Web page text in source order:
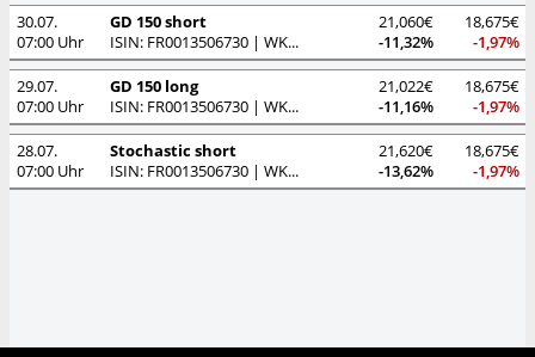
30.07.
07:00 Uhr
GD 150 short 21,060€
18,675€
ISIN: FR0013506730 | WKN: A2P22Y
-11,32% -1,97%
29.07.
07:00 Uhr
GD 150 long 21,022€
18,675€
ISIN: FR0013506730 | WKN: A2P22Y
-11,16% -1,97%
28.07.
07:00 Uhr
Stochastic short 21,620€
18,675€
ISIN: FR0013506730 | WKN: A2P22Y
-13,62% -1,97%